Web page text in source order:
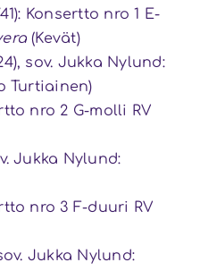
Konsertto nro 1 E-
(Kevät)
sov. Jukka Nylund:
Turtiainen)
nro 2 G-molli RV
Jukka Nylund:
nro 3 F-duuri RV
sov. Jukka Nylund: